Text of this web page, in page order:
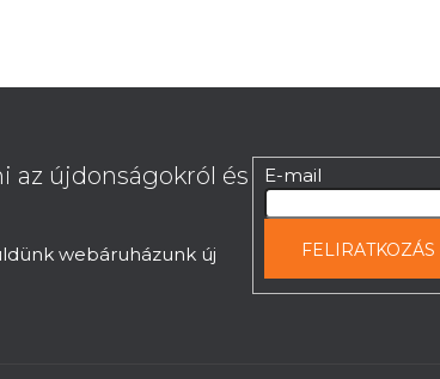
az újdonságokról és
webáruházunk új
E-mail
FELIRATKOZÁS